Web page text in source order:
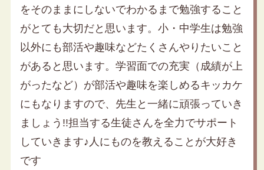
をそのままにしないでわかるまで勉強すること
がとても大切だと思います。小・中学生は勉強
以外にも部活や趣味などたくさんやりたいこと
があると思います。学習面での充実（成績が上
がったなど）が部活や趣味を楽しめるキッカケ
にもなりますので、先生と一緒に頑張っていき
ましょう!!担当する生徒さんを全力でサポート
していきます♪人にものを教えることが大好き
です